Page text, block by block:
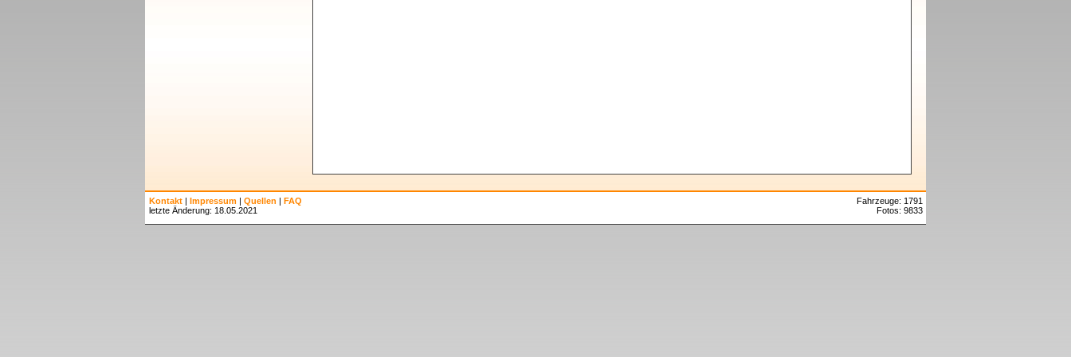
Kontakt | Impressum | Quellen | FAQ
letzte Änderung: 18.05.2021
Fahrzeuge: 1791
Fotos: 9833